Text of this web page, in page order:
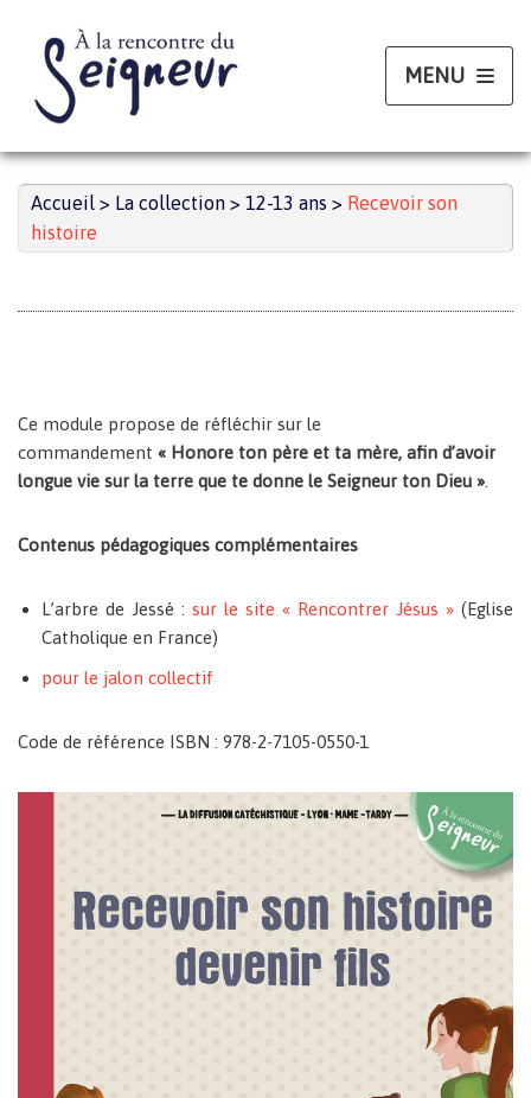
Aller
contenu
Accueil> La collection> 12-13 ans > Recevoir son
histoire
Ce module propose de réfléchir sur le
commandement « Honore ton père et ta mère, afin d’avoir
longue vie sur la terre que te donne le Seigneur ton Dieu »
Contenus pédagogiques complémentaires
L’arbre de Jessé : sur le site « Rencontrer Jésus » (Eglise
Catholique en France)
pour le jalon collectif
Code de référence ISBN : 978-2-7105-0550-1